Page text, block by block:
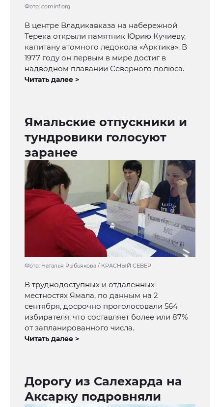
Фото: cominf.org
В центре Владикавказа на набережной
Терека открыли памятник Юрию Кучиеву,
капитану атомного ледокола «Арктика». В
1977 году он первым в мире достиг в
надводном плавании Северного полюса.
Читать далее >
Ямальские отпускники и
тундровики голосуют
заранее
Фото: Наталья Рыбьякова / КРАСНЫЙ СЕВЕР
В труднодоступных и отдаленных
местностях Ямала, по данным на 2
сентября, досрочно проголосовали 564
избирателя, что составляет более или 87%
от запланированного числа.
Читать далее >
Дорогу из Салехарда на
Аксарку подровняли